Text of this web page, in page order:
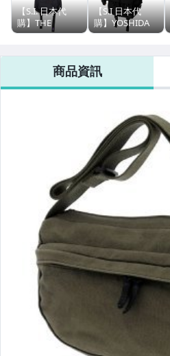
【S.I. 日本代
購】THE
NORTH FACE 紫
Nylon Shoulder
Bag 側背包
【S.I 日本代
購】YOSHIDA
PORTER
SHOULDER
PACK
商品資訊